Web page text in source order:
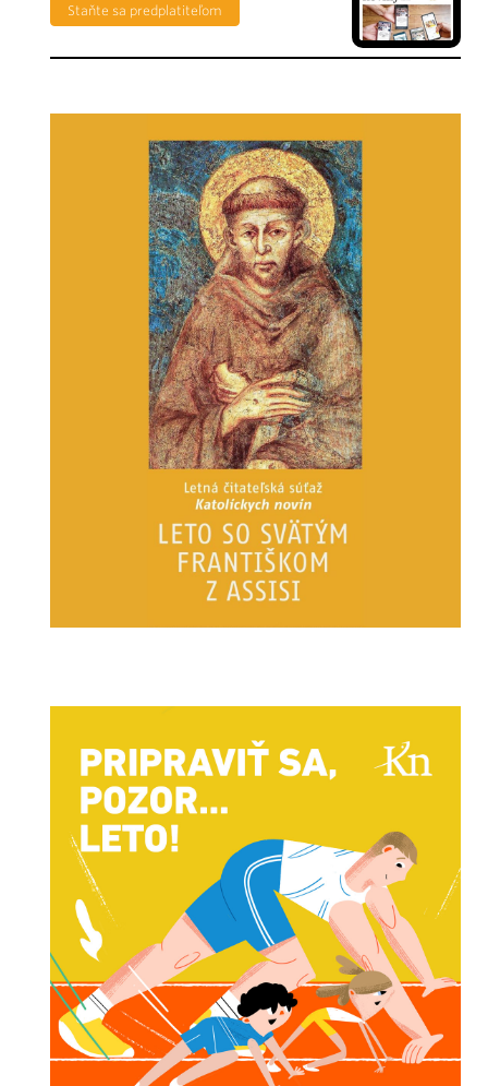
Staňte sa predplatiteľom